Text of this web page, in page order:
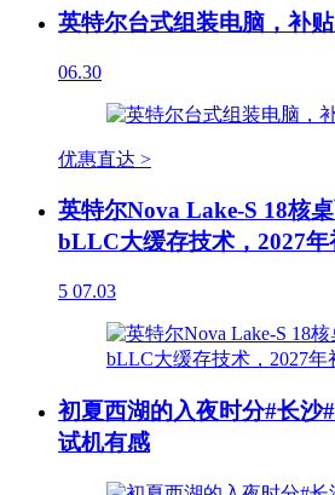
英特尔台式组装电脑，补
06.30
优惠直达 >
英特尔Nova Lake-S 18核
bLLC大缓存技术，2027年
5 07.03
初夏西湖的入夜时分#长沙
试机有感